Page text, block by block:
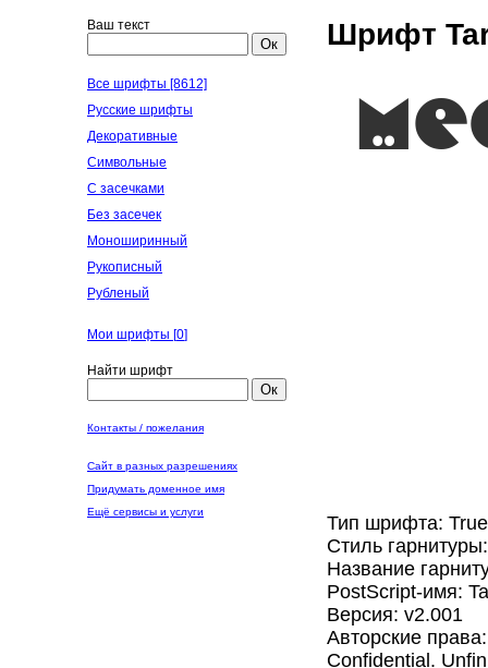
Ваш текст
Ок
Все шрифты [8612]
Русские шрифты
Декоративные
Символьные
С засечками
Без засечек
Моноширинный
Рукописный
Рубленый
Мои шрифты [0]
Найти шрифт
Ок
Контакты / пожелания
Сайт в разных разрешениях
Придумать доменное имя
Ещё сервисы и услуги
Шрифт
Тип шрифта:
Стиль
Название
PostScript-имя:
Версия: v2.001
Авторские
Confidential.